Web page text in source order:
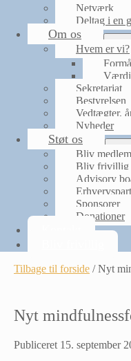
Netværk
Deltag i en
Om os
Hvem er vi?
Sekretariat
Bestyrelsen
Vedtægter,
Nyheder
Støt os
Bliv medlem
Bliv frivillig
Advisory
Sponsorer
Donationer
Tilbage til forside /Nyt
Nyt
Publiceret 15. september